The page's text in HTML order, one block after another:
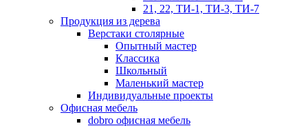
21, 22, ТИ-1, ТИ-3, ТИ-7
Продукция из дерева
Верстаки столярные
Опытный мастер
Классика
Школьный
Маленький мастер
Индивидуальные проекты
Офисная мебель
dobro офисная мебель